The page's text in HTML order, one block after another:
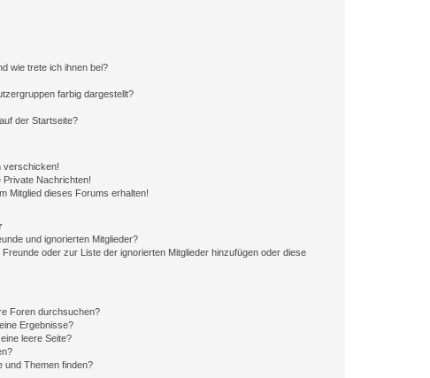
wie trete ich ihnen bei?
farbig dargestellt?
der Startseite?
verschicken!
Nachrichten!
Mitglied dieses Forums erhalten!
und ignorierten Mitglieder?
oder zur Liste der ignorierten Mitglieder hinzufügen oder diese
Foren durchsuchen?
Ergebnisse?
leere Seite?
und Themen finden?